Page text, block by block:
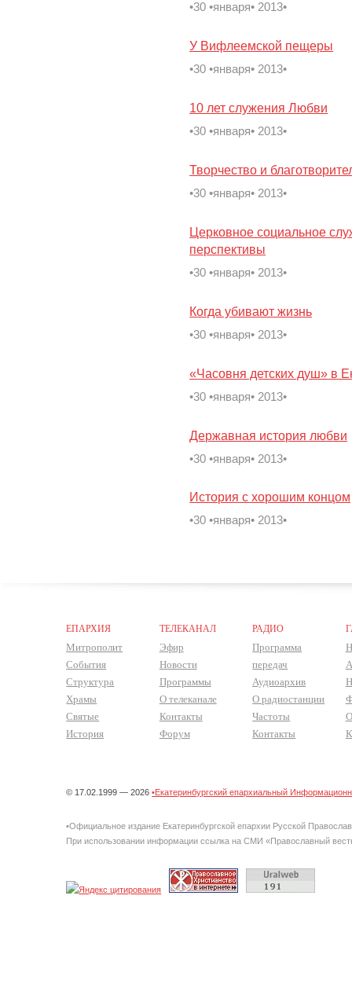
•30 •января• 2013•
У Вифлеемской пещеры
•30 •января• 2013•
10 лет служения Любви
•30 •января• 2013•
Творчество и
•30 •января• 2013•
Церковное социальное
перспективы
•30 •января• 2013•
Когда убивают жизнь
•30 •января• 2013•
«Часовня детских душ» в
•30 •января• 2013•
Державная история любви
•30 •января• 2013•
История с хорошим концом
•30 •января• 2013•
ЕПАРХИЯ
Митрополит
События
Структура
Храмы
Святые
История
ТЕЛЕКАНАЛ
Эфир
Новости
Программы
О телеканале
Контакты
Форум
РАДИО
Программа
передач
Аудиоархив
О радиостанции
Частоты
Контакты
© 17.02.1999 — 2026•Екатеринбургский епархиальный
•Официальное издание Екатеринбургской епархии Русской
При использовании информации ссылка на СМИ «Православный